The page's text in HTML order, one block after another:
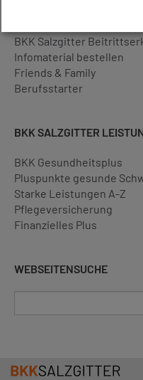
BKK Salzgitter
Infomaterial bestellen
Friends & Family
Berufsstarter
BKK SALZGITTER
BKK Gesundheitsplus
Pluspunkte gesunde
Starke Leistungen A-Z
Pflegeversicherung
Finanzielles Plus
WEBSEITENSUCHE